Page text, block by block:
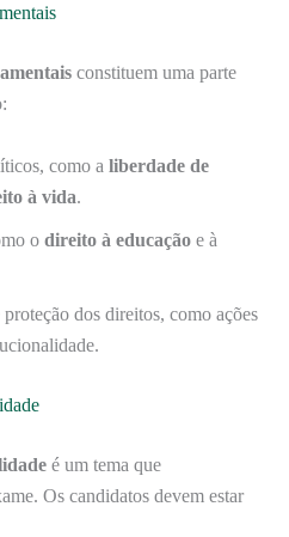
constituem uma parte
como a liberdade de
à vida.
o direito à educação e à
dos direitos, como ações
é um tema que
Os candidatos devem estar